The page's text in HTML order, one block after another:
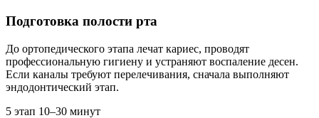
Подготовка полости рта
До ортопедического этапа лечат кариес, проводят
профессиональную гигиену и устраняют воспаление десен.
Если каналы требуют перелечивания, сначала выполняют
эндодонтический этап.
5 этап 10–30 минут